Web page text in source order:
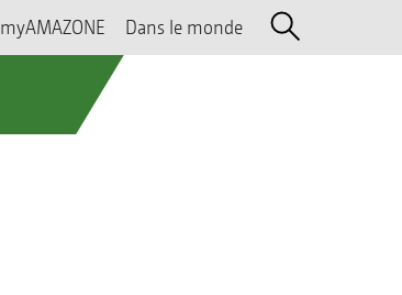
myAMAZONE Dans le monde